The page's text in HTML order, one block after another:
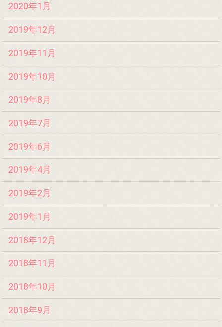
2020年1月
2019年12月
2019年11月
2019年10月
2019年8月
2019年7月
2019年6月
2019年4月
2019年2月
2019年1月
2018年12月
2018年11月
2018年10月
2018年9月